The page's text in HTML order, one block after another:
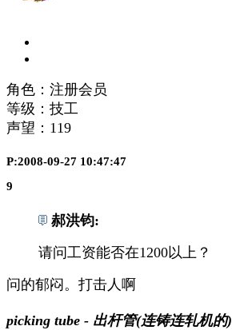
角色：注册会员
等级：技工
声望： 119
P:2008-09-27 10:47:47
9
郝洪钧:
请问工资能否在1200以上？
问的郁闷。打击人啊
picking tube - 出杆管(连铸连轧机的)